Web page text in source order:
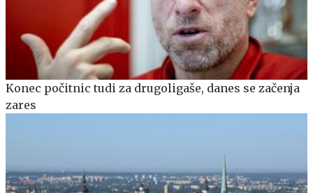
Konec počitnic tudi za drugoligaše, danes se začenja
zares